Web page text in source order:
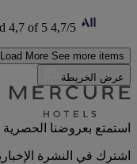
4,7/5
4,7 of 5
Load More See more items
عرض الخريطة
استمتع بعروضنا الحصرية
اشترك في النشرة